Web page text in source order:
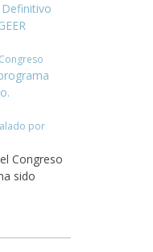
por
Congreso
sido